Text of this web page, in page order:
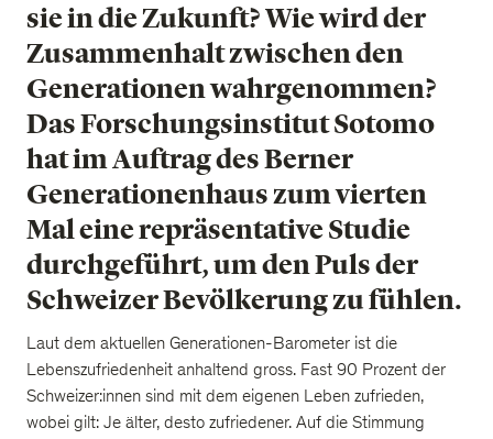
sie in die Zukunft? Wie wird der
Zusammenhalt zwischen den
Generationen wahrgenommen?
Das Forschungsinstitut Sotomo
hat im Auftrag des Berner
Generationenhaus zum vierten
Mal eine repräsentative Studie
durchgeführt, um den Puls der
Schweizer Bevölkerung zu fühlen.
Laut dem aktuellen Generationen-Barometer ist die
Lebenszufriedenheit anhaltend gross. Fast 90 Prozent der
Schweizer:innen sind mit dem eigenen Leben zufrieden,
wobei gilt: Je älter, desto zufriedener. Auf die Stimmung